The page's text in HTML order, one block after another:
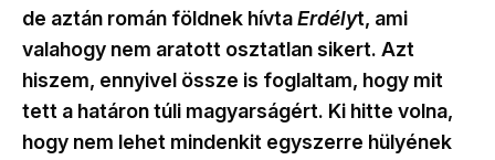
de aztán román földnek hívtaErdélyt, ami
valahogy nem aratott osztatlan sikert. Azt
hiszem, ennyivel össze is foglaltam, hogy mit
tett a határon túli magyarságért. Ki hitte volna,
hogy nem lehet mindenkit egyszerre hülyének